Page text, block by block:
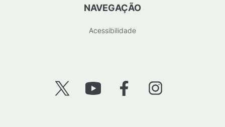
NAVEGAÇÃO
Acessibilidade